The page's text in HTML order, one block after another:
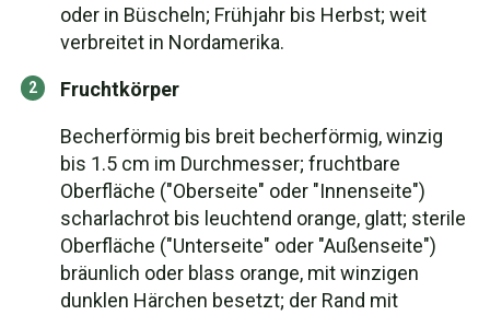
oder in Büscheln; Frühjahr bis Herbst; weit
verbreitet in Nordamerika.
Fruchtkörper
Becherförmig bis breit becherförmig, winzig
bis 1.5 cm im Durchmesser; fruchtbare
Oberfläche ("Oberseite" oder "Innenseite")
scharlachrot bis leuchtend orange, glatt; sterile
Oberfläche ("Unterseite" oder "Außenseite")
bräunlich oder blass orange, mit winzigen
dunklen Härchen besetzt; der Rand mit